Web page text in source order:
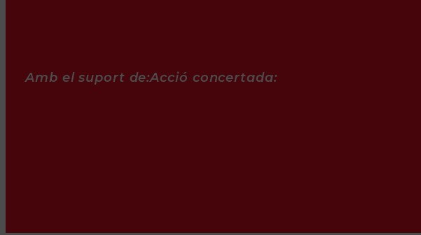
Amb el suport de:Acció concertada: